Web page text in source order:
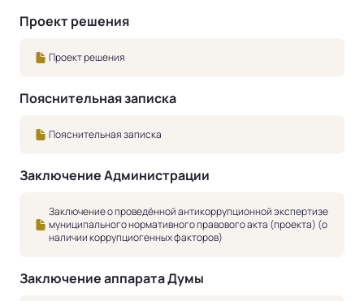
Проект решения
Проект решения
Пояснительная записка
Пояснительная записка
Заключение Администрации
Заключение о проведённой антикоррупционной экспертизе
муниципального нормативного правового акта (проекта) (о
наличии коррупциогенных факторов)
Заключение аппарата Думы